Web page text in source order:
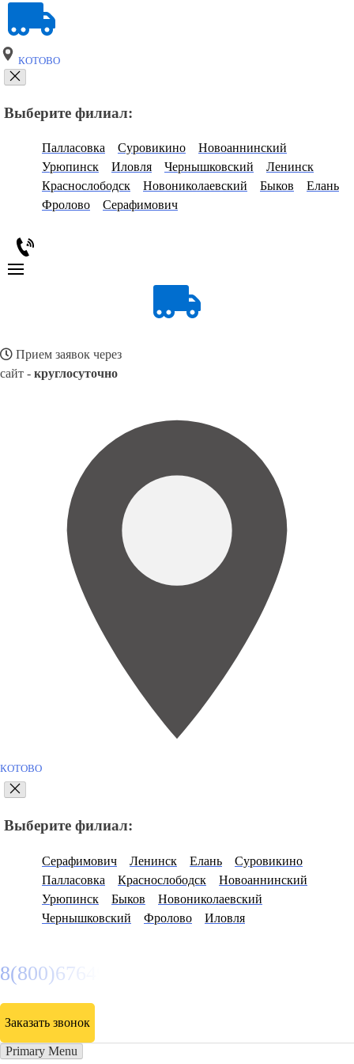
КОТОВО
Выберите филиал:
Палласовка Суровикино
Новоаннинский
Урюпинск
Иловля Чернышковский
Ленинск
Краснослободск
Новониколаевский Быков
Елань
Фролово
Серафимович
Прием заявок через
сайт - круглосуточно
КОТОВО
Выберите филиал:
Серафимович Ленинск Елань
Суровикино
Палласовка
Краснослободск
Новоаннинский
Урюпинск
Быков
Новониколаевский
Чернышковский
Фролово Иловля
8(800)6764935
Заказать звонок
Primary Menu